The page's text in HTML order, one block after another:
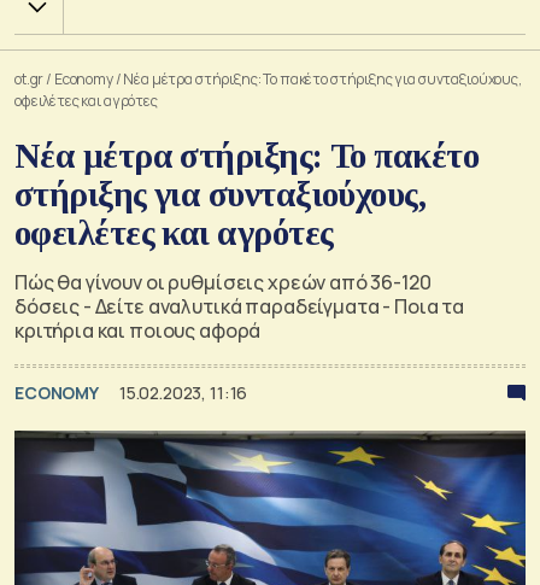
Χ.Α.
ot.gr/ Economy/Νέα μέτρα στήριξης: Το πακέτο στήριξης για συνταξιούχους,
οφειλέτες και αγρότες
Νέα μέτρα στήριξης: Το πακέτο
στήριξης για συνταξιούχους,
οφειλέτες και αγρότες
Πώς θα γίνουν οι ρυθμίσεις χρεών από 36-120
δόσεις - Δείτε αναλυτικά παραδείγματα - Ποια τα
κριτήρια και ποιους αφορά
ECONOMY 15.02.2023, 11:16